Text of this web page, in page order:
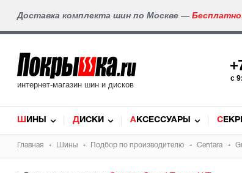
Доставка комплекта шин по Москве —
интернет-магазин шин и дисков
c
ШИНЫ ДИСКИ АКСЕССУАРЫ
Главная Шины Подбор по производителю Centara